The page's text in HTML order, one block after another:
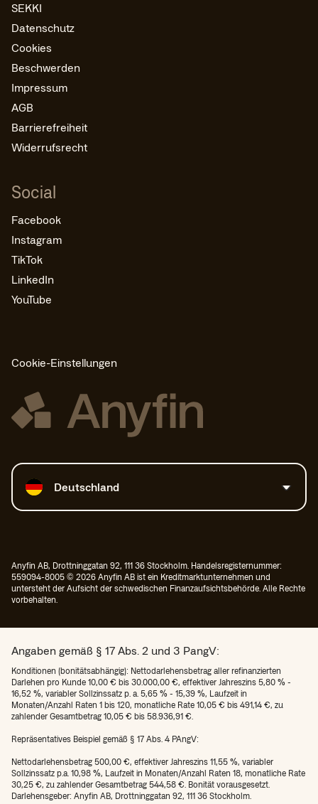
SEKKI
Datenschutz
Cookies
Beschwerden
Impressum
AGB
Barrierefreiheit
Widerrufsrecht
Social
Facebook
Instagram
TikTok
LinkedIn
YouTube
Cookie-Einstellungen
Land auswählen
Deutschland
Anyfin AB, Drottninggatan 92, 111 36 Stockholm. Handelsregisternummer:
559094-8005 © 2026 Anyfin AB ist ein Kreditmarktunternehmen und
untersteht der Aufsicht der schwedischen Finanzaufsichtsbehörde. Alle Rechte
vorbehalten.
Angaben gemäß § 17 Abs. 2 und 3 PangV:
Konditionen (bonitätsabhängig): Nettodarlehensbetrag aller refinanzierten
Darlehen pro Kunde 10,00 € bis 30.000,00 €, effektiver Jahreszins 5,80 % -
16,52 %, variabler Sollzinssatz p. a. 5,65 % - 15,39 %, Laufzeit in
Monaten/Anzahl Raten 1 bis 120, monatliche Rate 10,05 € bis 491,14 €, zu
zahlender Gesamtbetrag 10,05 € bis 58.936,91 €.
Repräsentatives Beispiel gemäß § 17 Abs. 4 PAngV:
Nettodarlehensbetrag 500,00 €, effektiver Jahreszins 11,55 %, variabler
Sollzinssatz p.a. 10,98 %, Laufzeit in Monaten/Anzahl Raten 18, monatliche Rate
30,25 €, zu zahlender Gesamtbetrag 544,58 €. Bonität vorausgesetzt.
Darlehensgeber: Anyfin AB, Drottninggatan 92, 111 36 Stockholm.